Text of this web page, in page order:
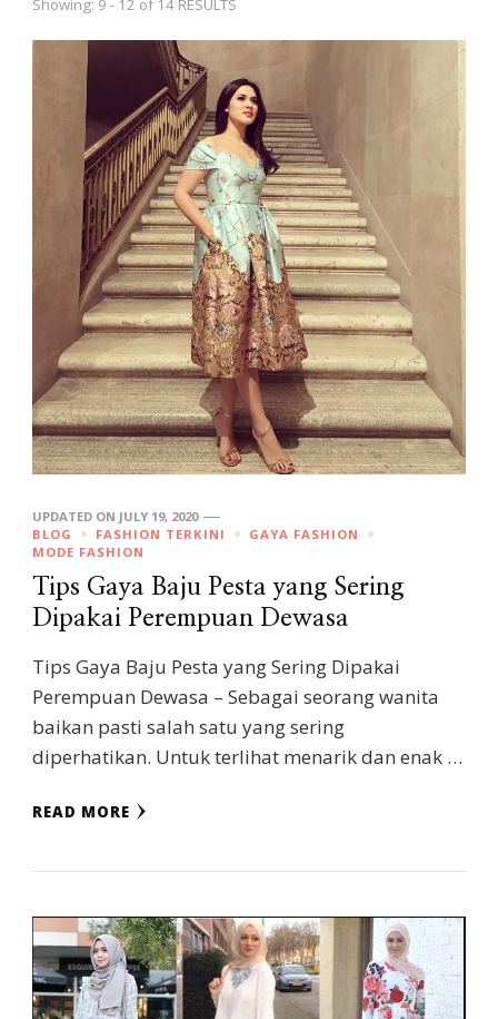
Showing: 9 - 12 of 14 RESULTS
UPDATED ON JULY 19, 2020
BLOG
FASHION TERKINI
GAYA FASHION
MODE FASHION
Tips Gaya Baju Pesta yang Sering
Dipakai Perempuan Dewasa
Tips Gaya Baju Pesta yang Sering Dipakai
Perempuan Dewasa – Sebagai seorang wanita
baikan pasti salah satu yang sering
diperhatikan. Untuk terlihat menarik dan enak …
READ MORE